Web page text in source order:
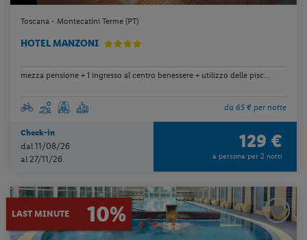
Toscana - Montecatini Terme (PT)
HOTEL MANZONI
mezza pensione + 1 ingresso al centro benessere + utilizzo delle pisc...
da 65 € per notte
Check-in
dal 11/08/26
al 27/11/26
129 €
a persona per 2 notti
LAST MINUTE 10%